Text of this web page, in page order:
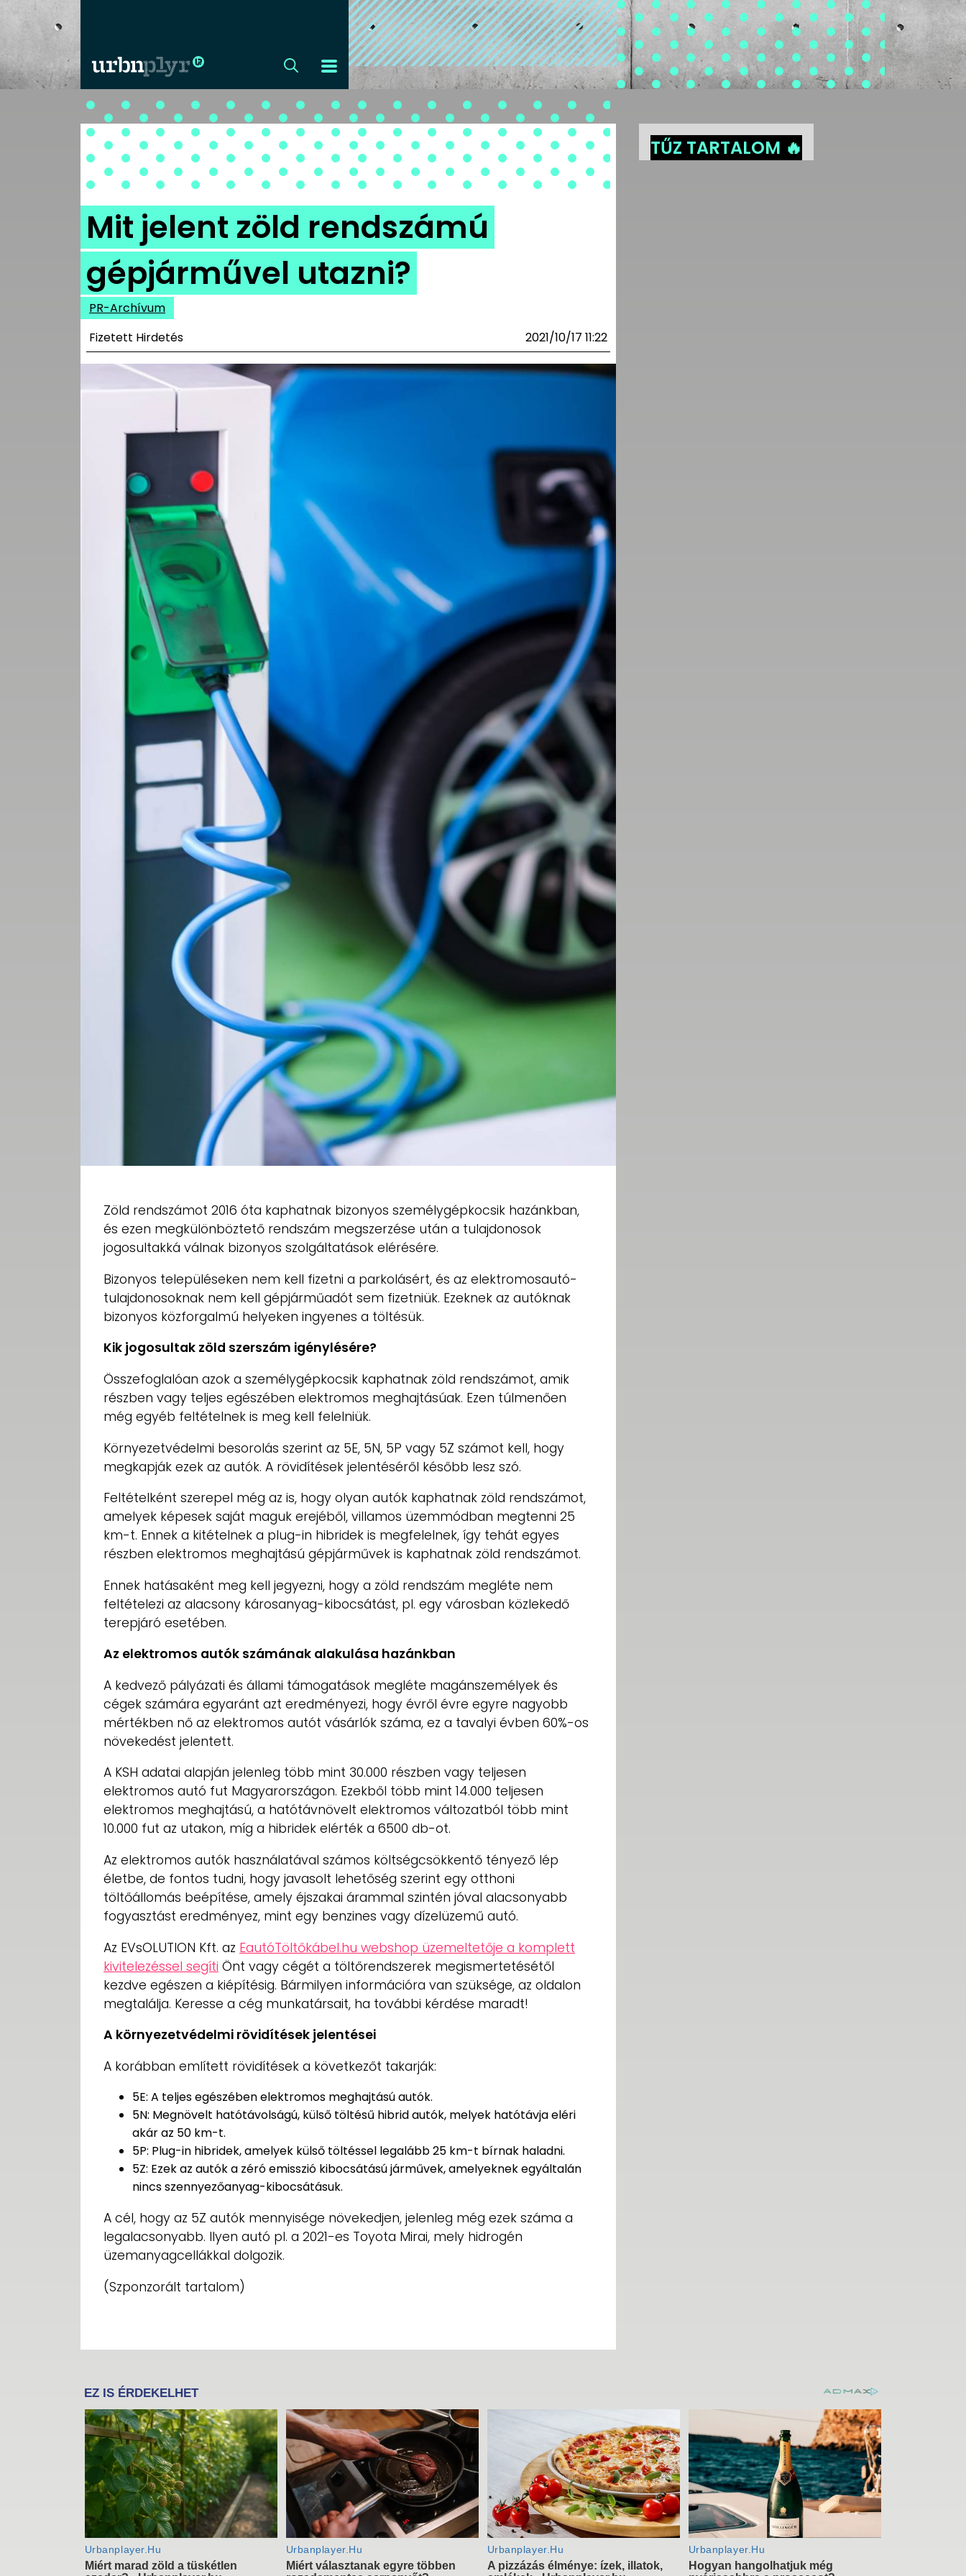
CÍMLAP
DIZÁJN
DIVAT
HIP
KULT
ZENE
PR-ARCHÍVUM
ADATKEZELÉSI
Mit jelent zöld rendszámú
gépjárművel utazni?
PR-Archívum
Fizetett Hirdetés
2021/10/17 11:22
Zöld rendszámot 2016 óta kaphatnak bizonyos személygépkocsik hazánkban,
és ezen megkülönböztető rendszám megszerzése után a tulajdonosok
jogosultakká válnak bizonyos szolgáltatások elérésére.
Bizonyos településeken nem kell fizetni a parkolásért, és az elektromosautó-
tulajdonosoknak nem kell gépjárműadót sem fizetniük. Ezeknek az autóknak
bizonyos közforgalmú helyeken ingyenes a töltésük.
Kik jogosultak zöld szerszám igénylésére?
Összefoglalóan azok a személygépkocsik kaphatnak zöld rendszámot, amik
részben vagy teljes egészében elektromos meghajtásúak. Ezen túlmenően
még egyéb feltételnek is meg kell felelniük.
Környezetvédelmi besorolás szerint az 5E, 5N, 5P vagy 5Z számot kell, hogy
megkapják ezek az autók. A rövidítések jelentéséről később lesz szó.
Feltételként szerepel még az is, hogy olyan autók kaphatnak zöld rendszámot,
amelyek képesek saját maguk erejéből, villamos üzemmódban megtenni 25
km-t. Ennek a kitételnek a plug-in hibridek is megfelelnek, így tehát egyes
részben elektromos meghajtású gépjárművek is kaphatnak zöld rendszámot.
Ennek hatásaként meg kell jegyezni, hogy a zöld rendszám megléte nem
feltételezi az alacsony károsanyag-kibocsátást, pl. egy városban közlekedő
terepjáró esetében.
Az elektromos autók számának alakulása hazánkban
A kedvező pályázati és állami támogatások megléte magánszemélyek és
cégek számára egyaránt azt eredményezi, hogy évről évre egyre nagyobb
mértékben nő az elektromos autót vásárlók száma, ez a tavalyi évben 60%-os
növekedést jelentett.
A KSH adatai alapján jelenleg több mint 30.000 részben vagy teljesen
elektromos autó fut Magyarországon. Ezekből több mint 14.000 teljesen
elektromos meghajtású, a hatótávnövelt elektromos változatból több mint
10.000 fut az utakon, míg a hibridek elérték a 6500 db-ot.
Az elektromos autók használatával számos költségcsökkentő tényező lép
életbe, de fontos tudni, hogy javasolt lehetőség szerint egy otthoni
töltőállomás beépítése, amely éjszakai árammal szintén jóval alacsonyabb
fogyasztást eredményez, mint egy benzines vagy dízelüzemű autó.
Az EVsOLUTION Kft. az EautóTöltőkábel.hu webshop üzemeltetője a komplett
kivitelezéssel segíti Önt vagy cégét a töltőrendszerek megismertetésétől
kezdve egészen a kiépítésig. Bármilyen információra van szüksége, az oldalon
megtalálja. Keresse a cég munkatársait, ha további kérdése maradt!
A környezetvédelmi rövidítések jelentései
A korábban említett rövidítések a következőt takarják:
5E: A teljes egészében elektromos meghajtású autók.
5N: Megnövelt hatótávolságú, külső töltésű hibrid autók, melyek hatótávja eléri
akár az 50 km-t.
5P: Plug-in hibridek, amelyek külső töltéssel legalább 25 km-t bírnak haladni.
5Z: Ezek az autók a zéró emisszió kibocsátású járművek, amelyeknek egyáltalán
nincs szennyezőanyag-kibocsátásuk.
A cél, hogy az 5Z autók mennyisége növekedjen, jelenleg még ezek száma a
legalacsonyabb. Ilyen autó pl. a 2021-es Toyota Mirai, mely hidrogén
üzemanyagcellákkal dolgozik.
(Szponzorált tartalom)
TŰZ TARTALOM 🔥